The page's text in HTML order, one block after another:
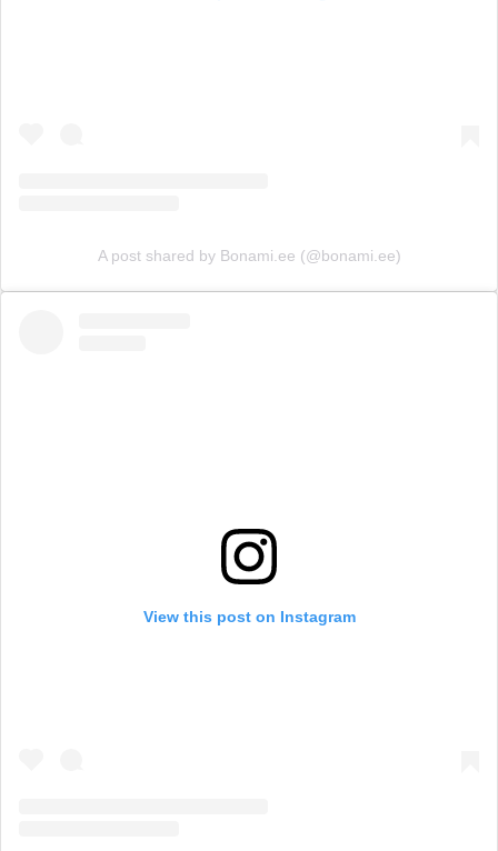
A post shared by Bonami.ee (@bonami.ee)
View this post on Instagram